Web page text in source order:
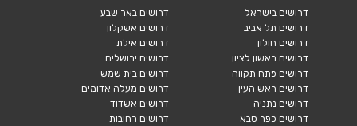
דרושים בישראל
דרושים תל אביב
דרושים חולון
דרושים ראשון לציון
דרושים פתח תקווה
דרושים ראש העין
דרושים נתניה
דרושים כפר סבא
דרושים באר שבע
דרושים אשקלון
דרושים אילת
דרושים ירושלים
דרושים בית שמש
דרושים מעלה אדומים
דרושים אשדוד
דרושים רחובות